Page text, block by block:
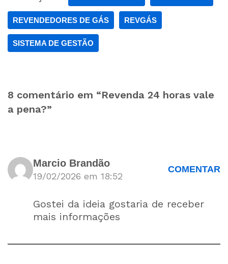
REVENDEDORES DE GÁS REVGÁS
SISTEMA DE GESTÃO
8 comentário em “Revenda 24 horas vale
a pena?”
Marcio Brandão
19/02/2026 em 18:52
COMENTAR
Gostei da ideia gostaria de receber
mais informações